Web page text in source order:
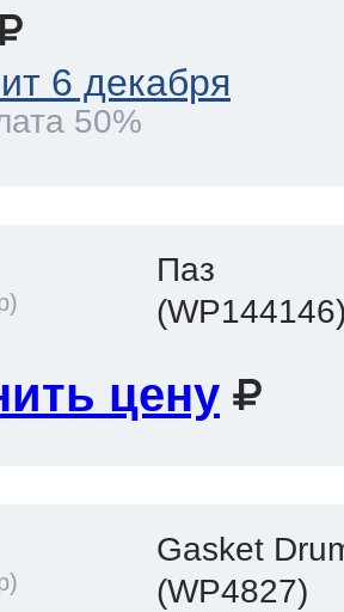
6 декабря
50%
Паз
цену
Gasket
(WP4827)